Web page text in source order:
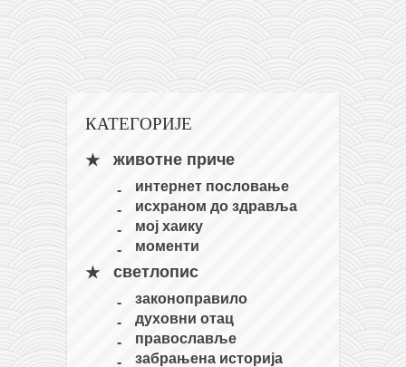
календар српски
азбуки и књиге
Окинава карате
историја каратеа
карате
кушанку
КАТЕГОРИЈЕ
животне приче
интернет пословање
исхраном до здравља
мој хаику
моменти
светлопис
законоправило
духовни отац
православље
забрањена историја